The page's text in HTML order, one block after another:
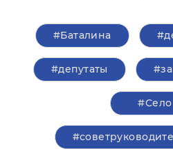
#Баталина
#депутаты
#Село